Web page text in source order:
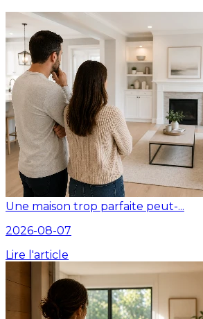
Une maison trop parfaite peut-...
2026-08-07
Lire l'article